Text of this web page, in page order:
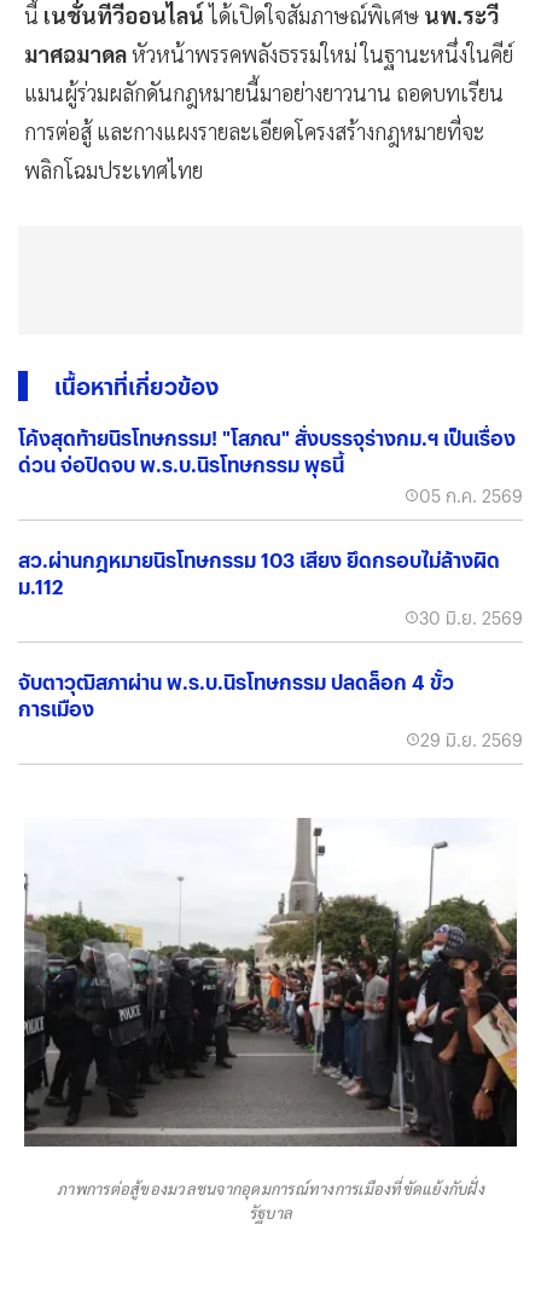
นี้ เนชั่นทีวีออนไลน์ได้เปิดใจสัมภาษณ์พิเศษ นพ.ระวี
มาศฉมาดลหัวหน้าพรรคพลังธรรมใหม่ ในฐานะหนึ่งในคีย์
แมนผู้ร่วมผลักดันกฎหมายนี้มาอย่างยาวนาน ถอดบทเรียน
การต่อสู้ และกางแผงรายละเอียดโครงสร้างกฎหมายที่จะ
พลิกโฉมประเทศไทย
เนื้อหาที่เกี่ยวข้อง
โค้งสุดท้ายนิรโทษกรรม! "โสภณ" สั่งบรรจุร่างกม.ฯ เป็นเรื่อง
ด่วน จ่อปิดจบ พ.ร.บ.นิรโทษกรรม พุธนี้
05 ก.ค. 2569
สว.ผ่านกฎหมายนิรโทษกรรม 103 เสียง ยึดกรอบไม่ล้างผิด
ม.112
30 มิ.ย. 2569
จับตาวุฒิสภาผ่าน พ.ร.บ.นิรโทษกรรม ปลดล็อก 4 ขั้ว
การเมือง
29 มิ.ย. 2569
ภาพการต่อสู้ของมวลชนจากอุดมการณ์ทางการเมืองที่ขัดแย้งกับฝั่ง
รัฐบาล